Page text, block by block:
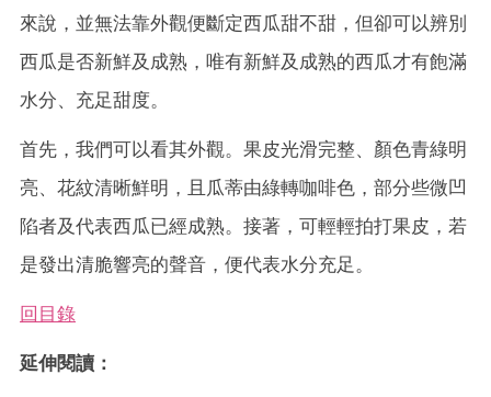
來說，並無法靠外觀便斷定西瓜甜不甜，但卻可以辨別
西瓜是否新鮮及成熟，唯有新鮮及成熟的西瓜才有飽滿
水分、充足甜度。
首先，我們可以看其外觀。果皮光滑完整、顏色青綠明
亮、花紋清晰鮮明，且瓜蒂由綠轉咖啡色，部分些微凹
陷者及代表西瓜已經成熟。接著，可輕輕拍打果皮，若
是發出清脆響亮的聲音，便代表水分充足。
回目錄
延伸閱讀：